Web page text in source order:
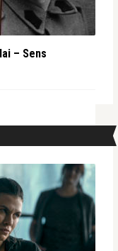
– Sens